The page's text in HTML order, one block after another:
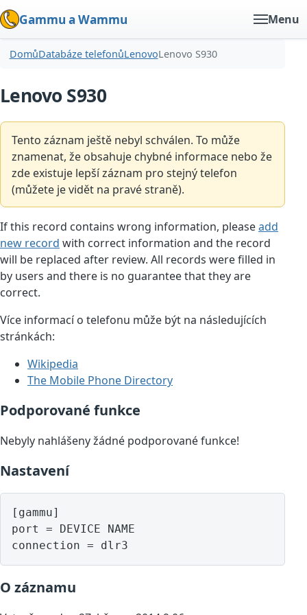
Gammu a Wammu Menu
DomůDatabáze telefonůLenovoLenovo S930
Lenovo S930
Tento záznam ještě nebyl schválen. To může
znamenat, že obsahuje chybné informace nebo že
zde existuje lepší záznam pro stejný telefon
(můžete je vidět na pravé straně).
If this record contains wrong information, pleaseadd
new record with correct information and the record
will be replaced after review. All records were filled in
by users and there is no guarantee that they are
correct.
Více informací o telefonu může být na následujících
stránkách:
Wikipedia
The Mobile Phone Directory
Podporované funkce
Nebyly nahlášeny žádné podporované funkce!
Nastavení
[gammu]
port = DEVICE NAME
O záznamu